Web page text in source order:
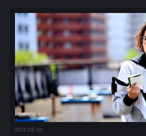
2017.08.01